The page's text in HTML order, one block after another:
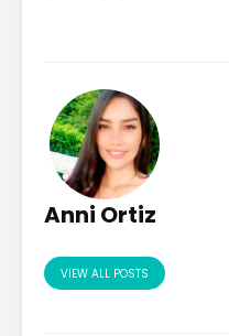
Anni Ortiz
VIEW ALL POSTS